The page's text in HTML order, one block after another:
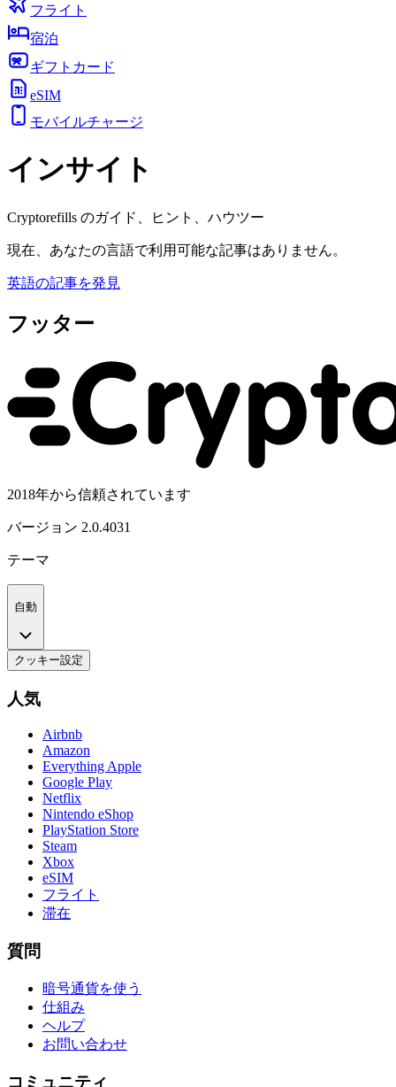
フライト
宿泊
ギフトカード
eSIM
モバイルチャージ
インサイト
Cryptorefills のガイド、ヒント、ハウツー
現在、あなたの言語で利用可能な記事はありません。
英語の記事を発見
フッター
2018年から信頼されています
バージョン 2.0.4031
テーマ
自動
クッキー設定
人気
Airbnb
Amazon
Everything Apple
Google Play
Netflix
Nintendo eShop
PlayStation Store
Steam
Xbox
eSIM
フライト
滞在
質問
暗号通貨を使う
仕組み
ヘルプ
お問い合わせ
コミュニティ